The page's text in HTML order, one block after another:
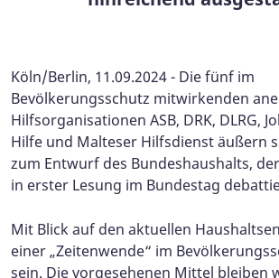
Köln/Berlin, 11.09.2024 - Die fünf im
Bevölkerungsschutz mitwirkenden
Hilfsorganisationen ASB, DRK, DLRG,
Hilfe und Malteser Hilfsdienst äußern
zum Entwurf des Bundeshaushalts,
in erster Lesung im Bundestag
Mit Blick auf den aktuellen
einer „Zeitenwende“ im
sein. Die vorgesehenen Mittel bleiben